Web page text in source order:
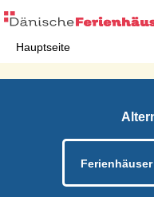
Hauptseite